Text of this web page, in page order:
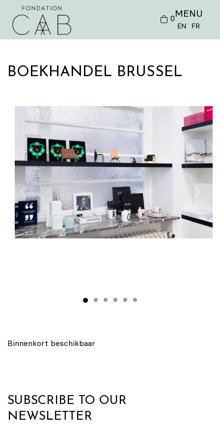
0MENU
EN FR
BOEKHANDEL BRUSSEL
Binnenkort beschikbaar
SUBSCRIBE TO OUR
NEWSLETTER